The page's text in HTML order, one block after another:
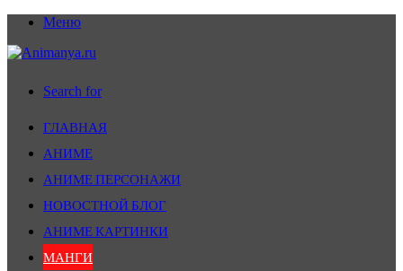
Меню
Search for
ГЛАВНАЯ
АНИМЕ
АНИМЕ ПЕРСОНАЖИ
НОВОСТНОЙ БЛОГ
АНИМЕ КАРТИНКИ
МАНГИ